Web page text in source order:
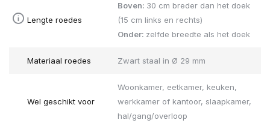
Lengte roedes
Boven: 30 cm breder dan het doek
(15 cm links en rechts)
Onder: zelfde breedte als het doek
Materiaal roedes Zwart staal in Ø 29 mm
Wel geschikt voor
Woonkamer, eetkamer, keuken,
werkkamer of kantoor, slaapkamer,
hal/gang/overloop